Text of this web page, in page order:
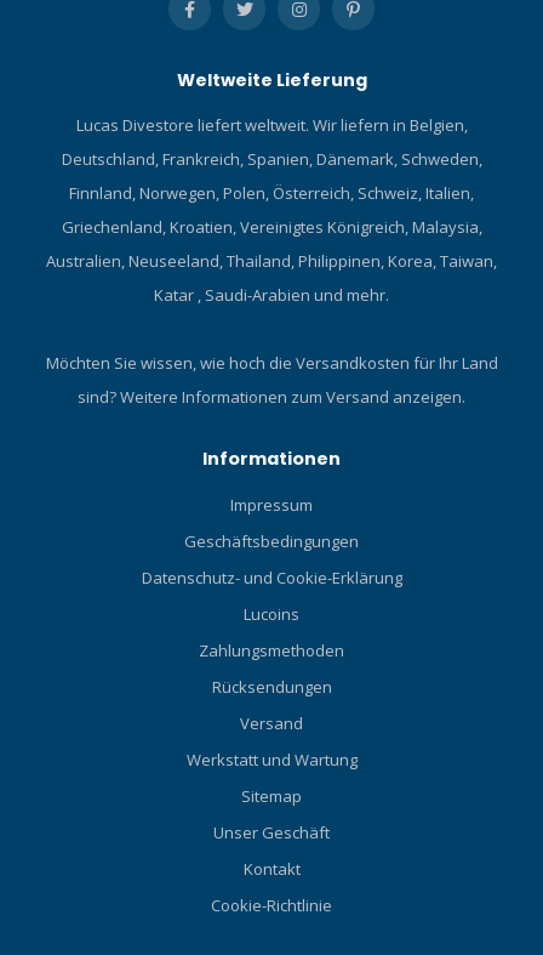
Weltweite Lieferung
Lucas Divestore liefert weltweit. Wir liefern in Belgien,
Deutschland, Frankreich, Spanien, Dänemark, Schweden,
Finnland, Norwegen, Polen, Österreich, Schweiz, Italien,
Griechenland, Kroatien, Vereinigtes Königreich, Malaysia,
Australien, Neuseeland, Thailand, Philippinen, Korea, Taiwan,
Katar , Saudi-Arabien und mehr.
Möchten Sie wissen, wie hoch die Versandkosten für Ihr Land
sind?Weitere Informationen zum Versand anzeigen.
Informationen
Impressum
Geschäftsbedingungen
Datenschutz- und Cookie-Erklärung
Lucoins
Zahlungsmethoden
Rücksendungen
Versand
Werkstatt und Wartung
Sitemap
Unser Geschäft
Kontakt
Cookie-Richtlinie